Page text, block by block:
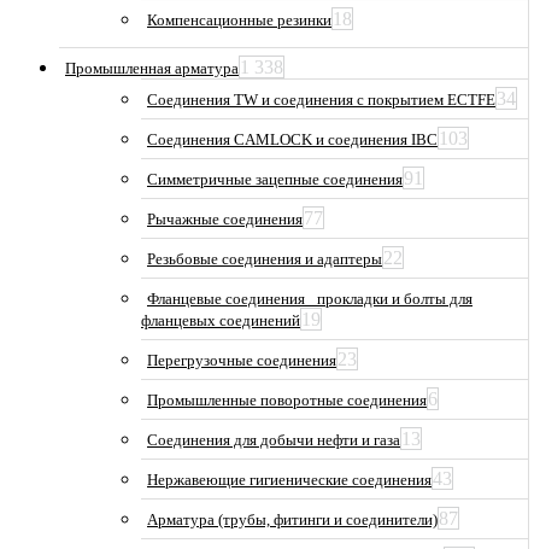
Компенсационные резинки 18
Промышленная арматура 1 338
Соединения TW и соединения с покрытием ECTFE34
Соединения CAMLOCK и соединения IBC 103
Симметричные зацепные соединения91
Рычажные соединения77
Резьбовые соединения и адаптеры22
Фланцевые соединения_ прокладки и болты для
фланцевых соединений 19
Перегрузочные соединения23
Промышленные поворотные соединения6
Соединения для добычи нефти и газа 13
Нержавеющие гигиенические соединения43
Арматура (трубы, фитинги и соединители)87